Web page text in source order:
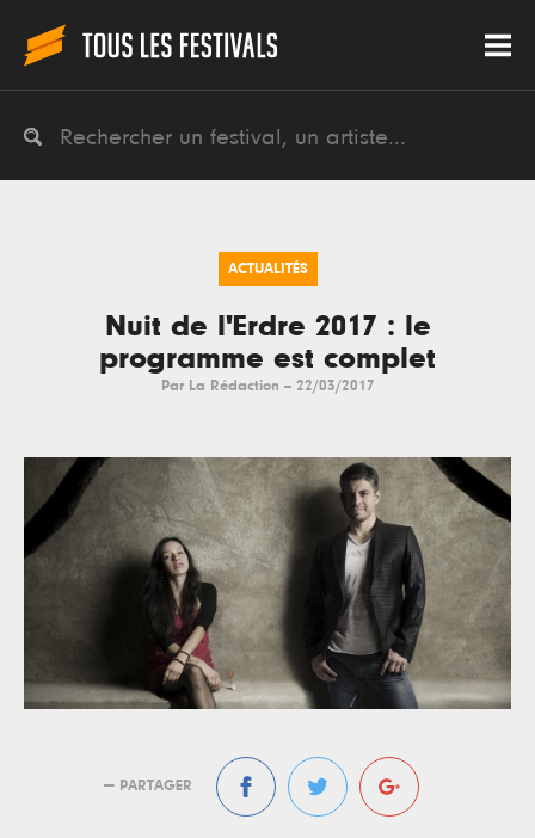
ACTUALITÉS
Nuit de l'Erdre 2017 : le
programme est complet
Par La Rédaction -- 22/03/2017
— PARTAGER